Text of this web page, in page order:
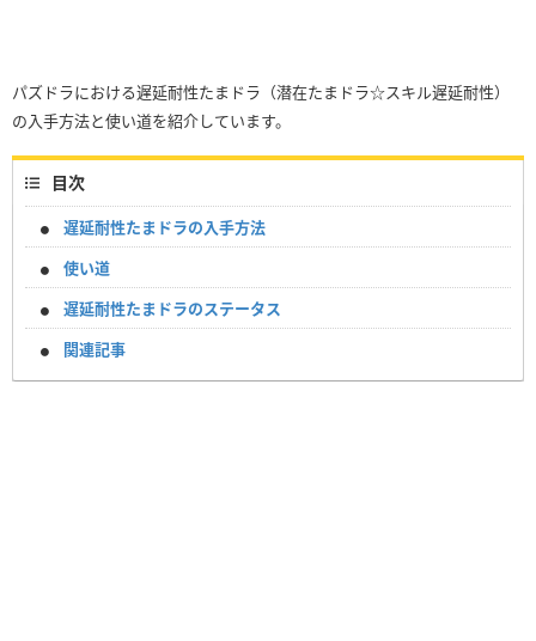
パズドラにおける遅延耐性たまドラ（潜在たまドラ☆スキル遅延耐性）
の入手方法と使い道を紹介しています。
目次
遅延耐性たまドラの入手方法
使い道
遅延耐性たまドラのステータス
関連記事